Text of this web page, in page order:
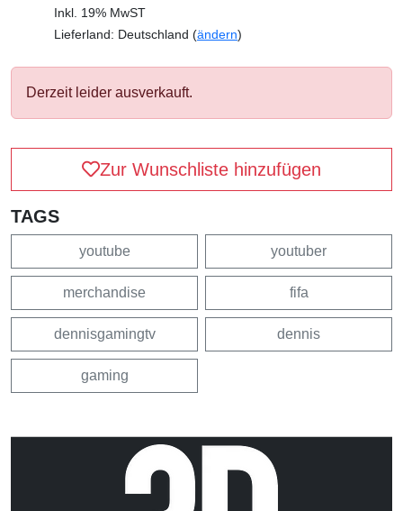
Inkl. 19% MwST
Lieferland: Deutschland (ändern)
Derzeit leider ausverkauft.
Zur Wunschliste hinzufügen
TAGS
youtube youtuber
merchandise fifa
dennisgamingtv dennis
gaming